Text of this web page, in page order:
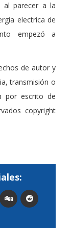
parecer a la
electrica de
empezó a
de autor y
transmisión o
por escrito de
copyright